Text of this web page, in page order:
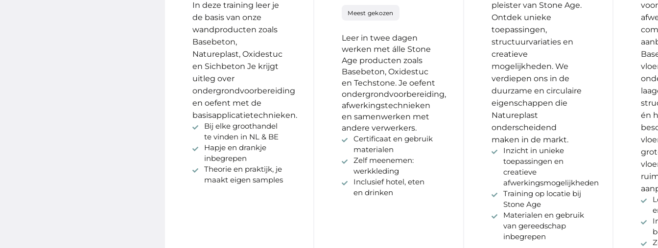
In deze training leer je
de basis van onze
wandproducten zoals
Basebeton,
Natureplast, Oxidestuc
en Sichbeton Je krijgt
uitleg over
ondergrondvoorbereiding
en oefent met de
basisapplicatietechnieken.
Bij elke groothandel
te vinden in NL & BE
Hapje en drankje
inbegrepen
Theorie en praktijk, je
maakt eigen samples
Meest gekozen
Leer in twee dagen
werken met álle Stone
Age producten zoals
Basebeton, Oxidestuc
en Techstone. Je oefent
ondergrondvoorbereiding,
afwerkingstechnieken
en samenwerken met
andere verwerkers.
Certificaat en gebruik
materialen
Zelf meenemen:
werkkleding
Inclusief hotel, eten
en drinken
pleister van Stone Age.
Ontdek unieke
toepassingen,
structuurvariaties en
creatieve
mogelijkheden. We
verdiepen ons in de
duurzame en circulaire
eigenschappen die
Natureplast
onderscheidend
maken in de markt.
Inzicht in unieke
toepassingen en
creatieve
afwerkingsmogelijkheden
Training op locatie bij
Stone Age
Materialen en gebruik
van gereedschap
inbegrepen
én